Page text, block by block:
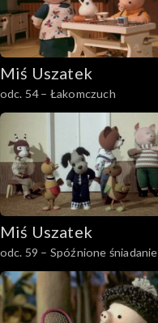
Miś Uszatek
odc. 54 – Łakomczuch
Miś Uszatek
odc. 59 – Spóźnione śniadanie